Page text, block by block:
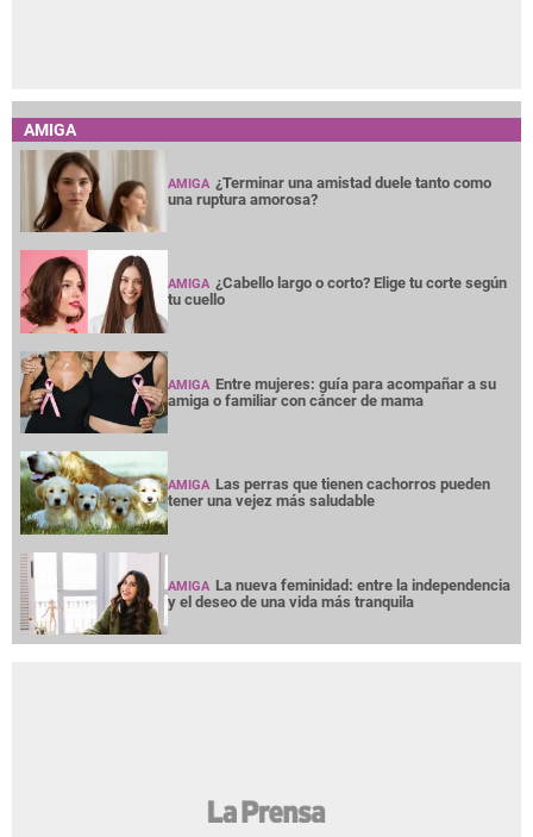
AMIGA
AMIGA ¿Terminar una amistad duele tanto como
una ruptura amorosa?
AMIGA ¿Cabello largo o corto? Elige tu corte según
tu cuello
AMIGA Entre mujeres: guía para acompañar a su
amiga o familiar con cáncer de mama
AMIGA Las perras que tienen cachorros pueden
tener una vejez más saludable
AMIGA La nueva feminidad: entre la independencia
y el deseo de una vida más tranquila